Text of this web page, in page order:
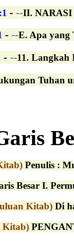
- --II. NARASI
- --E. Apa yang
- --11. Langkah
Tuhan
Penulis :
Besar I.
Kitab) Di
Kitab)